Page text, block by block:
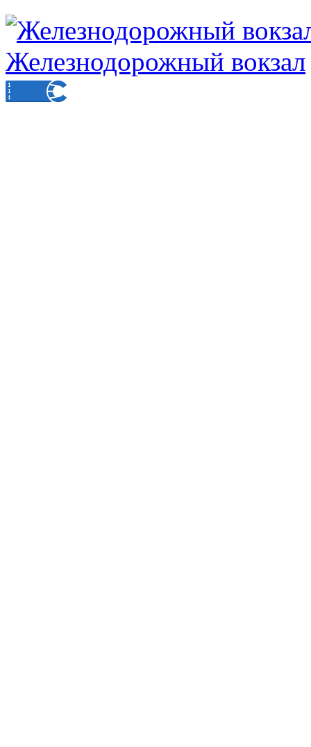
Железнодорожный вокзал